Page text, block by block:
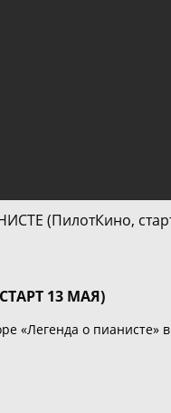
13 МАЯ)
«Легенда о пианисте» в